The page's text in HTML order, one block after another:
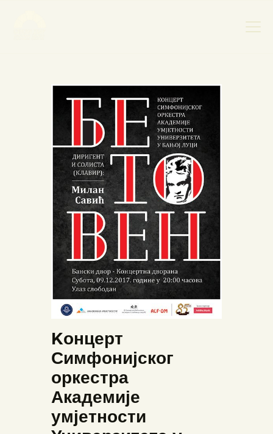
НОВОСТИ
НАЈАВА ДОГАЂАЈА
БАНСКИ ДВОР
ФОТОГРАФИЈЕ
ВИДЕО
КОНТАКТ
Kонцерт
Симфонијског
оркестра
Академије
умјетности